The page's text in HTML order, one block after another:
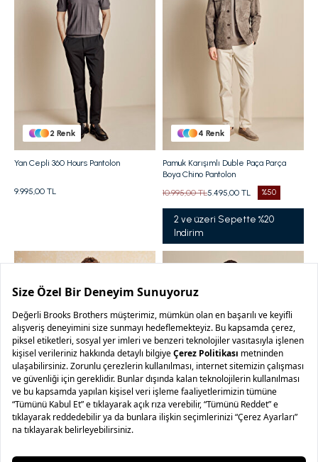
2 Renk
Yan Cepli 360 Hours Pantolon
9.995,00 TL
4 Renk
Pamuk Karışımlı Duble Paça Parça
Boya Chino Pantolon
10.995,00 TL5.495,00 TL %50
2 ve üzeri Sepette %20
Indirim